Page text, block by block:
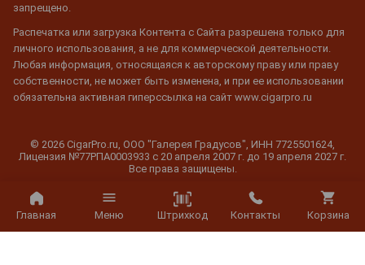
Главная Меню Штрихкод Контакты Корзина
запрещено.
Распечатка или загрузка Контента с Сайта разрешена только для
личного использования, а не для коммерческой деятельности.
Любая информация, относящаяся к авторскому праву или праву
собственности, не может быть изменена, и при ее использовании
обязательна активная гиперссылка на сайт www.cigarpro.ru
© 2026 CigarPro.ru, ООО "Галерея Градусов", ИНН 7725501624,
Лицензия №77РПА0003933 c 20 апреля 2007 г. до 19 апреля 2027 г.
Все права защищены.